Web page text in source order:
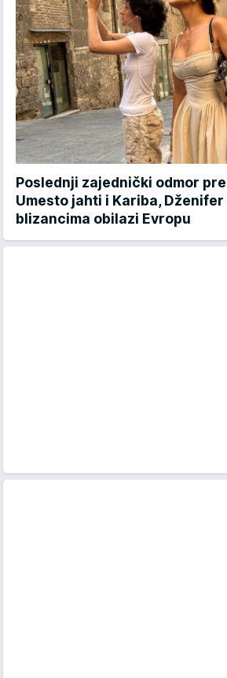
Poslednji zajednički odmor
Umesto jahti i Kariba, Dženifer
blizancima obilazi Evropu